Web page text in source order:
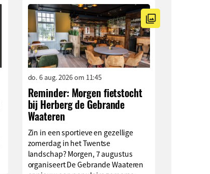
do. 6 aug. 2026 om 11:45
Reminder: Morgen fietstocht
bij Herberg de Gebrande
Waateren
Zin in een sportieve en gezellige
zomerdag in het Twentse
landschap? Morgen, 7 augustus
organiseert De Gebrande Waateren